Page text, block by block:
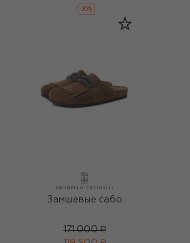
-30%
Замшевые сабо
171 000 ₽